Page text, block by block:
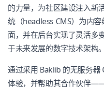
的力量，为社区建设注入新
统（headless CMS）为内
面，并在后台实现了灵活多
于未来发展的数字技术架构。
通过采用 Baklib 的无服务器
体验，并帮助其合作伙伴